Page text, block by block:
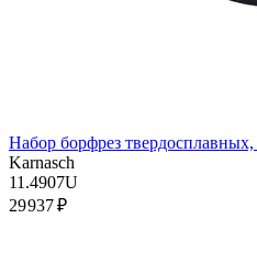
Набор борфрез
Karnasch
11.4907U
29 937 ₽